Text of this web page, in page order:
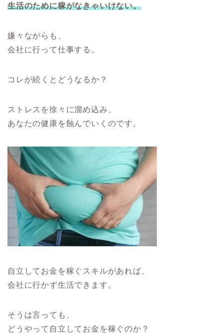
生活のために稼がなきゃいけない。
嫌々ながらも、
会社に行って仕事する。
コレが続くとどうなるか？
ストレスを徐々に溜め込み、
あなたの健康を蝕んでいくのです。
自立してお金を稼ぐスキルがあれば、
会社に行かず生活できます。
そうは言っても、
どうやって自立してお金を稼ぐのか？